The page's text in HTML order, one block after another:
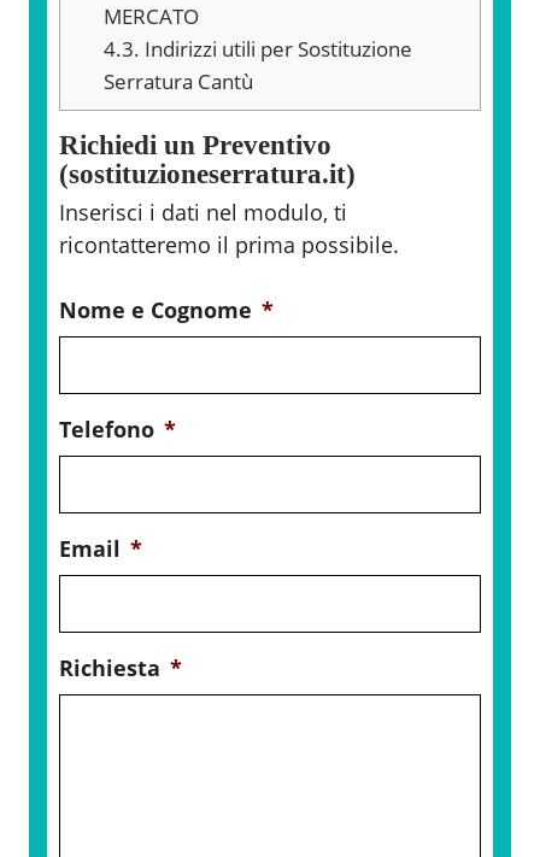
MERCATO
4.3. Indirizzi utili per Sostituzione
Serratura Cantù
Richiedi un Preventivo
(sostituzioneserratura.it)
Inserisci i dati nel modulo, ti
ricontatteremo il prima possibile.
Nome e Cognome *
Telefono *
Email *
Richiesta *